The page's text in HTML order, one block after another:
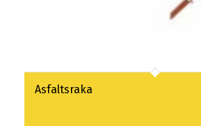
Asfaltsraka